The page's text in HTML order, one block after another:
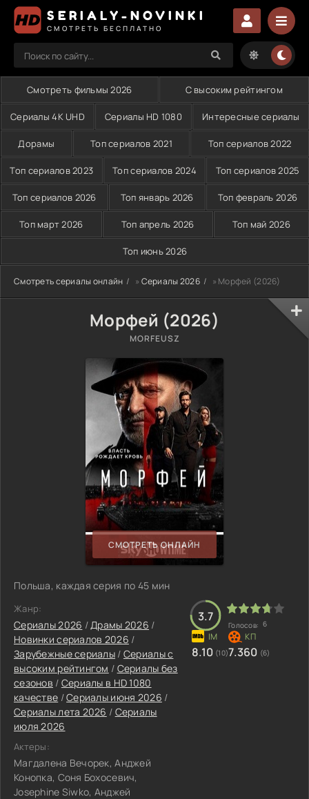
SERIALY-NOVINKI
СМОТРЕТЬ БЕСПЛАТНО
Смотреть фильмы 2026 С высоким рейтингом
Сериалы 4K UHD Сериалы HD 1080 Интересные сериалы
Дорамы Топ сериалов 2021 Топ сериалов 2022
Топ сериалов 2023 Топ сериалов 2024 Топ сериалов 2025
Топ сериалов 2026 Топ январь 2026 Топ февраль 2026
Топ март 2026 Топ апрель 2026 Топ май 2026
Топ июнь 2026
Смотреть сериалы онлайн » Сериалы 2026 » Морфей (2026)
Морфей (2026)
MORFEUSZ
СМОТРЕТЬ ОНЛАЙН
Польша, каждая серия по 45 мин
Жанр:
Сериалы 2026 /Драмы 2026 /
Новинки сериалов 2026 /
Зарубежные сериалы / Сериалы с
высоким рейтингом / Сериалы без
сезонов / Сериалы в HD 1080
качестве /Сериалы июня 2026 /
Сериалы лета 2026 / Сериалы
июля 2026
Актеры:
Магдалена Вечорек, Анджей
Конопка, Соня Бохосевич,
Josephine Siwko, Анджей
3.7
Голосов: 6
8.10 (10)7.360 (6)